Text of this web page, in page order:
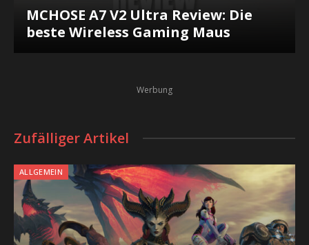
MCHOSE A7 V2 Ultra Review: Die
beste Wireless Gaming Maus
Werbung
Zufälliger Artikel
ALLGEMEIN